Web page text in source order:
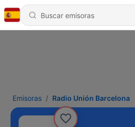
Emisoras Radio Unión Barcelona